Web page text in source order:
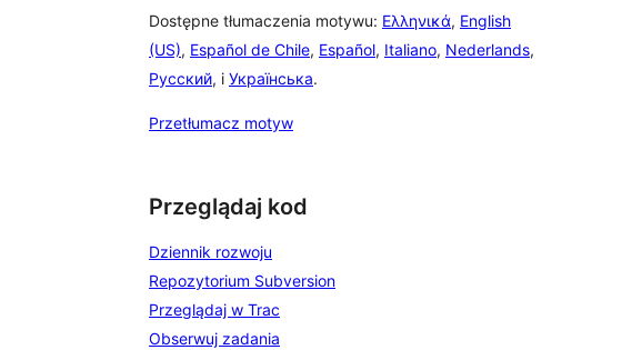
Dostępne tłumaczenia motywu: Ελληνικά, English
(US), Español de Chile, Español, Italiano, Nederlands,
Русский, i Українська.
Przetłumacz motyw
Przeglądaj kod
Dziennik rozwoju
Repozytorium Subversion
Przeglądaj w Trac
Obserwuj zadania